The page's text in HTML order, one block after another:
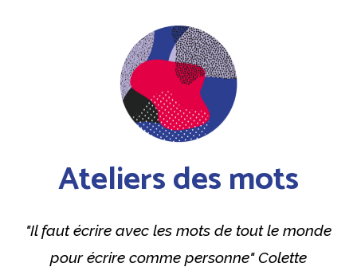
Ateliers des mots
"Il faut écrire avec les mots de tout le monde
pour écrire comme personne" Colette